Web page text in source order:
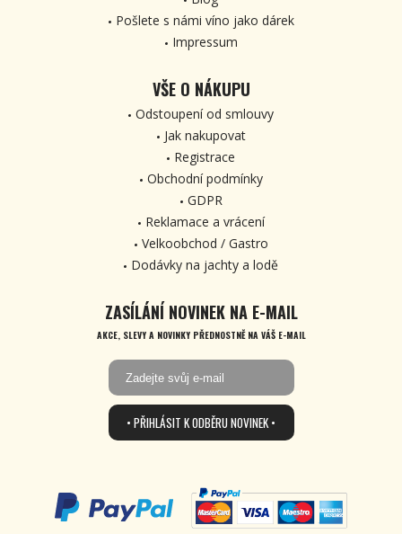
Pošlete s námi víno jako dárek
Impressum
VŠE O NÁKUPU
Odstoupení od smlouvy
Jak nakupovat
Registrace
Obchodní podmínky
GDPR
Reklamace a vrácení
Velkoobchod / Gastro
Dodávky na jachty a lodě
ZASÍLÁNÍ NOVINEK NA E-MAIL
AKCE, SLEVY A NOVINKY PŘEDNOSTNĚ NA VÁŠ E-MAIL
• PŘIHLÁSIT K ODBĚRU NOVINEK •